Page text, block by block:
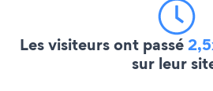
Les visiteurs ont passé
sur leur